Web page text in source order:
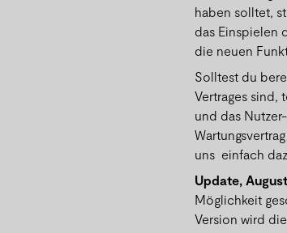
haben solltet,
das Einspielen
die neuen
Solltest du
Vertrages sind,
und das
uns einfach
Update,
Möglichkeit
Version wird